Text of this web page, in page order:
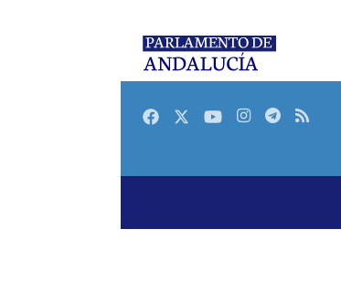
FacebookTwitterYoutubeInstagram
Telegram
RSS